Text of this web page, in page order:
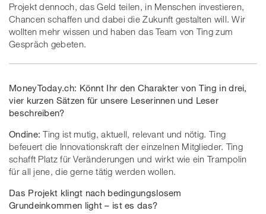
Projekt dennoch, das Geld teilen, in Menschen investieren,
Chancen schaffen und dabei die Zukunft gestalten will. Wir
wollten mehr wissen und haben das Team von Ting zum
Gespräch gebeten.
MoneyToday.ch: Könnt Ihr den Charakter von Ting in drei,
vier kurzen Sätzen für unsere Leserinnen und Leser
beschreiben?
Ondine: Ting ist mutig, aktuell, relevant und nötig. Ting
befeuert die Innovationskraft der einzelnen Mitglieder. Ting
schafft Platz für Veränderungen und wirkt wie ein Trampolin
für all jene, die gerne tätig werden wollen.
Das Projekt klingt nach bedingungslosem
Grundeinkommen light – ist es das?